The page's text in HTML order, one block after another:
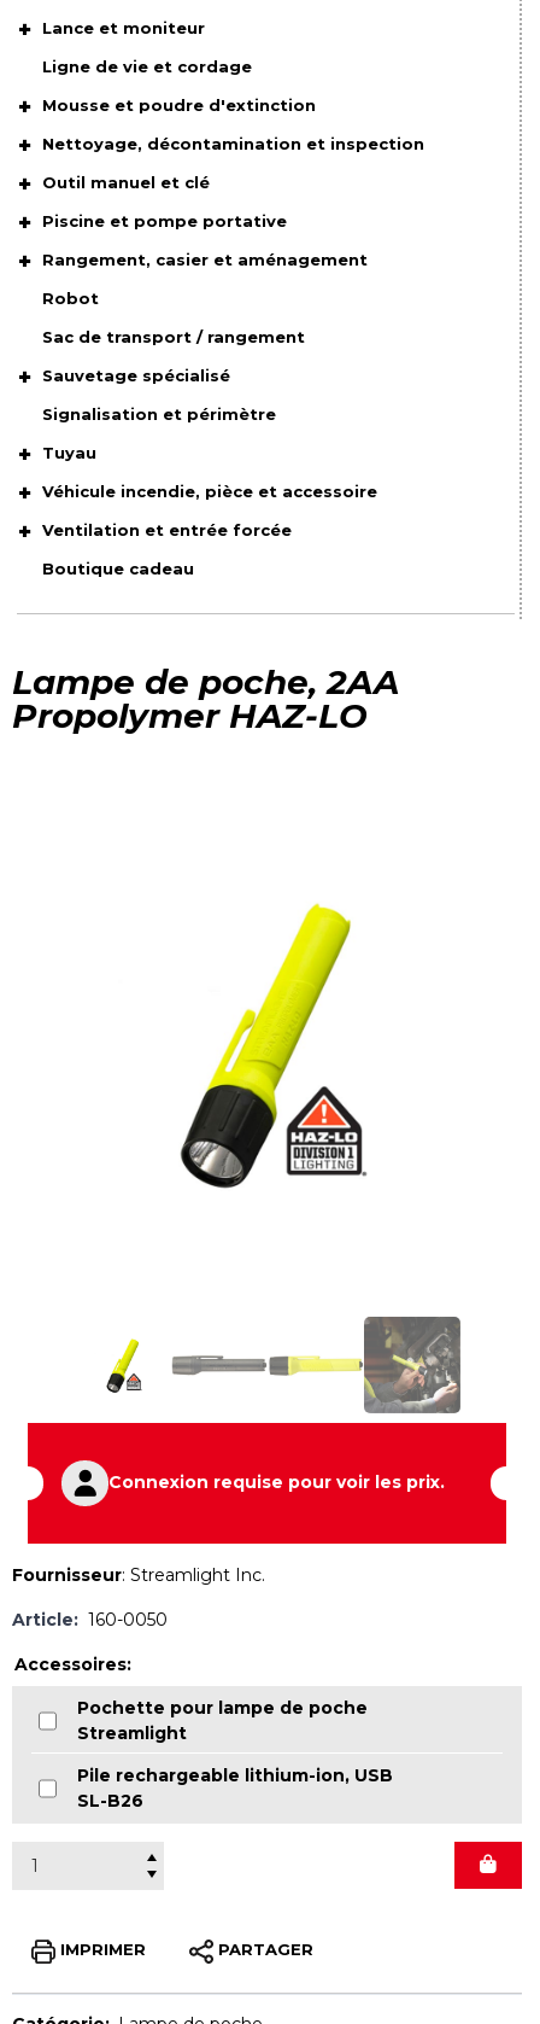
Lance et moniteur
Ligne de vie et cordage
Mousse et poudre d'extinction
Nettoyage, décontamination et inspection
Outil manuel et clé
Piscine et pompe portative
Rangement, casier et aménagement
Robot
Sac de transport / rangement
Sauvetage spécialisé
Signalisation et périmètre
Tuyau
Véhicule incendie, pièce et accessoire
Ventilation et entrée forcée
Boutique cadeau
Lampe de poche, 2AA
Propolymer HAZ-LO
Connexion requise pour voir les prix.
Fournisseur: Streamlight Inc.
Article: 160-0050
Accessoires:
Pochette pour lampe de poche
Streamlight
Pile rechargeable lithium-ion, USB
SL-B26
IMPRIMER PARTAGER